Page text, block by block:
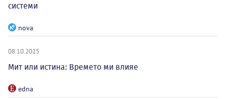
системи
nova
08.10.2025
Мит или истина: Времето ми влияе
edna